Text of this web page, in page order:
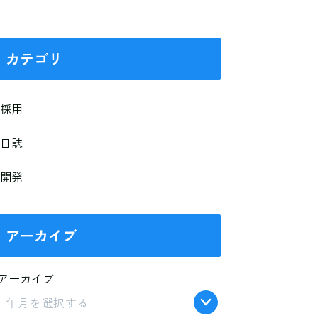
カテゴリ
採用
日誌
開発
アーカイブ
ーカイブ
年月を選択する